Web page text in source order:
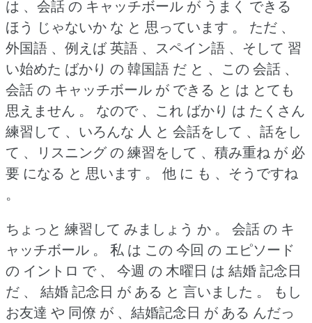
は 、会話 の キャッチボール が うまく できる
ほう じゃないか な と 思っています 。
ただ 、
外国語 、例えば 英語 、スペイン語 、そして 習
い始めた ばかり の 韓国語 だ と 、この 会話 、
会話 の キャッチボール が できる と は とても
思えません 。
なので 、これ ばかり は たくさん
練習して 、いろんな 人 と 会話をして 、話をし
て 、リスニング の 練習をして 、積み重ね が 必
要 になる と 思います 。
他 に も 、そうですね
。
ちょっと 練習して みましょう か 。
会話 の キ
ャッチボール 。
私 は この 今回 の エピソード
の イントロ で 、 今週 の 木曜日 は 結婚 記念日
だ 、 結婚 記念日 が ある と 言いました 。
もし
お友達 や 同僚 が 、結婚記念日 が ある んだっ